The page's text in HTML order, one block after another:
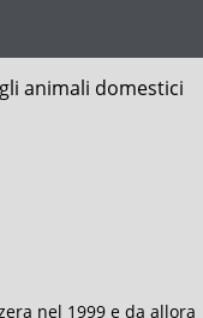
animali domestici
nel 1999 e da allora